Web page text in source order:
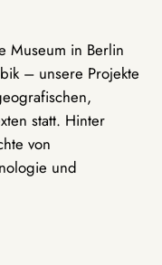
Museum in Berlin
– unsere Projekte
statt. Hinter
von
und